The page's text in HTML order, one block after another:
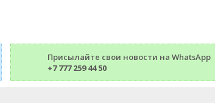
Присылайте свои новости на WhatsApp
+7 777 259 44 50